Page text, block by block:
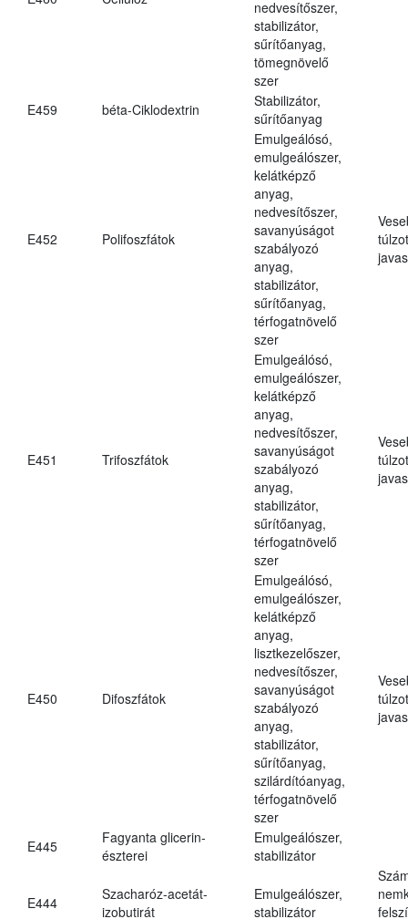
nedvesítőszer,
stabilizátor,
sűrítőanyag,
tömegnövelő
szer
E459
béta-Ciklodextrin
Stabilizátor,
sűrítőanyag
E452 Polifoszfátok
Emulgeálósó,
emulgeálószer,
kelátképző
anyag,
nedvesítőszer,
savanyúságot
szabályozó
anyag,
stabilizátor,
sűrítőanyag,
térfogatnövelő
szer
E451 Trifoszfátok
Emulgeálósó,
emulgeálószer,
kelátképző
anyag,
nedvesítőszer,
savanyúságot
szabályozó
anyag,
stabilizátor,
sűrítőanyag,
térfogatnövelő
szer
E450 Difoszfátok
Emulgeálósó,
emulgeálószer,
kelátképző
anyag,
lisztkezelőszer,
nedvesítőszer,
savanyúságot
szabályozó
anyag,
stabilizátor,
sűrítőanyag,
szilárdítóanyag,
térfogatnövelő
szer
E445
Fagyanta glicerin-
észterei
Emulgeálószer,
stabilizátor
E444
Szacharóz-acetát-
izobutirát
Emulgeálószer,
stabilizátor